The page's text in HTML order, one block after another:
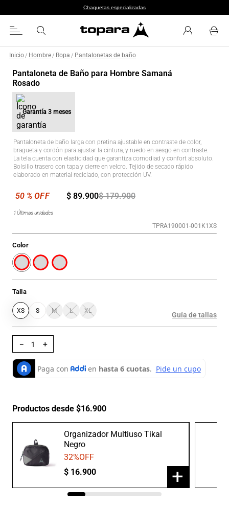
Chaquetas especializadas
Inicio / Hombre / Ropa / Pantalonetas de baño
Pantaloneta de Baño para Hombre Samaná
Rosado
Garantía 3 meses
Pantaloneta de baño larga con pretina ajustable en contraste de color,
bragueta y cordón para ajustar la cintura, y ruedo en sesgo en contraste.
La tela cuenta con elasticidad que garantiza comodiad y confort absoluto.
Bolsillo trasero con tapa y cierre en velcro. Tejido de secado rápido
elaborado en material reciclado, con protección UV.
$ 179.900
$ 89.900
1 Últimas unidades
TPRA190001-001K1XS
Talla
XS S M L XL
Color
Guía de tallas
＋
－
Productos desde $16.900
Organizador Multiuso Tikal
Negro
32%OFF
$ 16.900 +